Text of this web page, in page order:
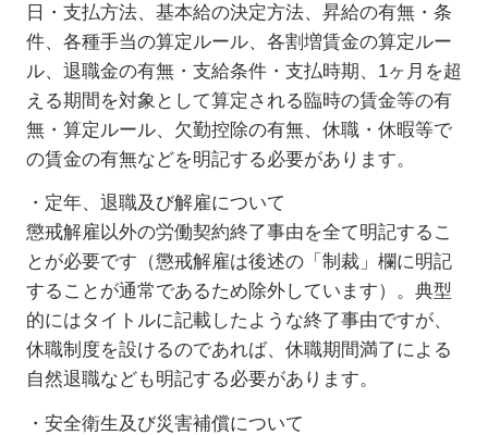
日・支払方法、基本給の決定方法、昇給の有無・条
件、各種手当の算定ルール、各割増賃金の算定ルー
ル、退職金の有無・支給条件・支払時期、1ヶ月を超
える期間を対象として算定される臨時の賃金等の有
無・算定ルール、欠勤控除の有無、休職・休暇等で
の賃金の有無などを明記する必要があります。
・定年、退職及び解雇について
懲戒解雇以外の労働契約終了事由を全て明記するこ
とが必要です（懲戒解雇は後述の「制裁」欄に明記
することが通常であるため除外しています）。典型
的にはタイトルに記載したような終了事由ですが、
休職制度を設けるのであれば、休職期間満了による
自然退職なども明記する必要があります。
・安全衛生及び災害補償について